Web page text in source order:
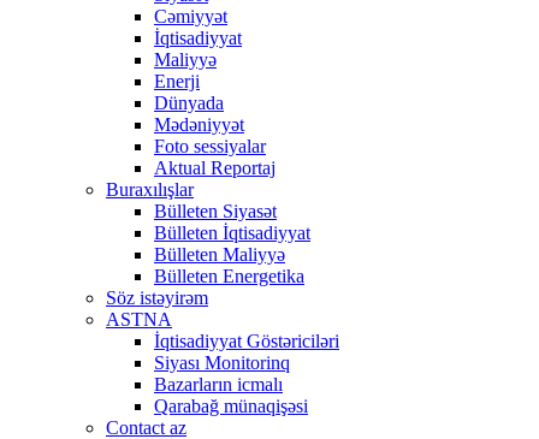
Cəmiyyət
İqtisadiyyat
Maliyyə
Enerji
Dünyada
Mədəniyyət
Foto sessiyalar
Aktual Reportaj
Buraxılışlar
Bülleten Siyasət
Bülleten İqtisadiyyat
Bülleten Maliyyə
Bülleten Energetika
Söz istəyirəm
ASTNA
İqtisadiyyat Göstəriciləri
Siyası Monitorinq
Bazarların icmalı
Qarabağ münaqişəsi
Contact az